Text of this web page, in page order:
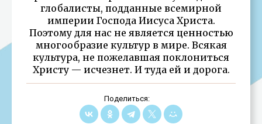
глобалисты, подданные всемирной
империи Господа Иисуса Христа.
Поэтому для нас не является ценностью
многообразие культур в мире. Всякая
культура, не пожелавшая поклониться
Христу — исчезнет. И туда ей и дорога.
Поделиться: